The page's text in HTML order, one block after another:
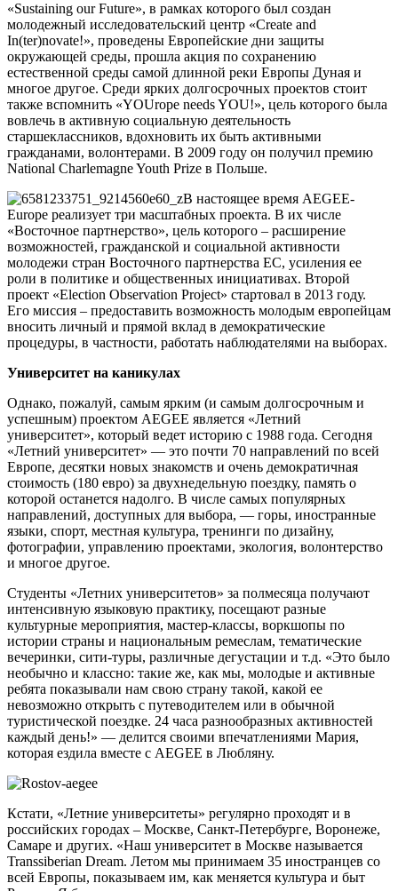
«Sustaining our Future», в рамках которого был создан
молодежный исследовательский центр «Create and
In(ter)novate!», проведены Европейские дни защиты
окружающей среды, прошла акция по сохранению
естественной среды самой длинной реки Европы Дуная и
многое другое. Среди ярких долгосрочных проектов стоит
также вспомнить «YOUrope needs YOU!», цель которого была
вовлечь в активную социальную деятельность
старшеклассников, вдохновить их быть активными
гражданами, волонтерами. В 2009 году он получил премию
National Charlemagne Youth Prize в Польше.
В настоящее время AEGEE-
Europe реализует три масштабных проекта. В их числе
«Восточное партнерство», цель которого – расширение
возможностей, гражданской и социальной активности
молодежи стран Восточного партнерства ЕС, усиления ее
роли в политике и общественных инициативах. Второй
проект «Election Observation Project» стартовал в 2013 году.
Его миссия – предоставить возможность молодым европейцам
вносить личный и прямой вклад в демократические
процедуры, в частности, работать наблюдателями на выборах.
Университет на каникулах
Однако, пожалуй, самым ярким (и самым долгосрочным и
успешным) проектом AEGEE является «Летний
университет», который ведет историю с 1988 года. Сегодня
«Летний университет» — это почти 70 направлений по всей
Европе, десятки новых знакомств и очень демократичная
стоимость (180 евро) за двухнедельную поездку, память о
которой останется надолго. В числе самых популярных
направлений, доступных для выбора, — горы, иностранные
языки, спорт, местная культура, тренинги по дизайну,
фотографии, управлению проектами, экология, волонтерство
и многое другое.
Студенты «Летних университетов» за полмесяца получают
интенсивную языковую практику, посещают разные
культурные мероприятия, мастер-классы, воркшопы по
истории страны и национальным ремеслам, тематические
вечеринки, сити-туры, различные дегустации и т.д. «Это было
необычно и классно: такие же, как мы, молодые и активные
ребята показывали нам свою страну такой, какой ее
невозможно открыть с путеводителем или в обычной
туристической поездке. 24 часа разнообразных активностей
каждый день!» — делится своими впечатлениями Мария,
которая ездила вместе с AEGEE в Любляну.
Кстати, «Летние университеты» регулярно проходят и в
российских городах – Москве, Санкт-Петербурге, Воронеже,
Самаре и других. «Наш университет в Москве называется
Transsiberian Dream. Летом мы принимаем 35 иностранцев со
всей Европы, показываем им, как меняется культура и быт